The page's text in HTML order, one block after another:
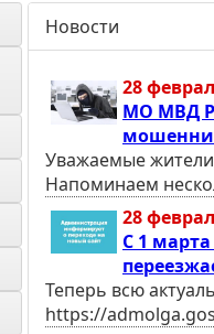
Новости
28
МО МВД
Уважаемые жители
Напоминаем
28
С 1
Теперь всю
https://